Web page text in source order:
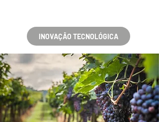
INOVAÇÃO TECNOLÓGICA